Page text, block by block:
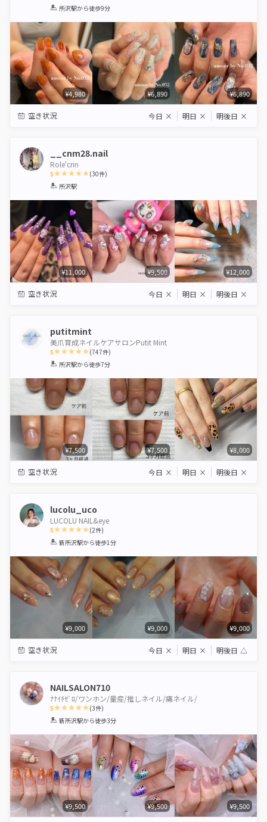
1 2 3 4 5
所沢駅から徒歩9分
¥4,980 ¥6,890 ¥6,890
空き状況 今日 × 明日 × 明後日 ×
__cnm28.nail
Role'crin
5
1 2 3 4
(30件)
所沢駅
¥11,000 ¥9,500 ¥12,000
空き状況 今日 × 明日 × 明後日 ×
putitmint
美爪育成ネイルケアサロンPutit Mint
5
1 2 3 4 5
(747件)
所沢駅から徒歩7分
¥7,500 ¥7,500 ¥8,000
空き状況 今日 × 明日 × 明後日 ×
lucolu_uco
LUCOLU NAIL&eye
5
1 2 3 4 5
(2件)
新所沢駅から徒歩1分
¥9,000 ¥9,000 ¥9,000
空き状況 今日 × 明日 × 明後日 △
NAILSALON710
ﾅﾅｲﾁｾﾞﾛ/ワンホン/量産/推しネイル/痛ネイル/
5
1 2 3 4 5
(3件)
新所沢駅から徒歩3分
¥9,500 ¥9,500 ¥9,500